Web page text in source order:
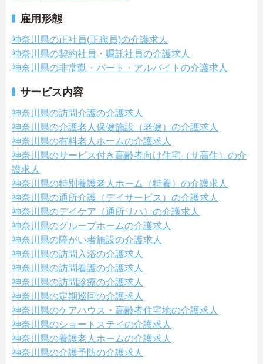
雇用形態
神奈川県の正社員(正職員)の介護求人
神奈川県の契約社員・嘱託社員の介護求人
神奈川県の非常勤・パート・アルバイトの介護求人
サービス内容
神奈川県の訪問介護の介護求人
神奈川県の介護老人保健施設（老健）の介護求人
神奈川県の有料老人ホームの介護求人
神奈川県のサービス付き高齢者向け住宅（サ高住）の介
護求人
神奈川県の特別養護老人ホーム（特養）の介護求人
神奈川県の通所介護（デイサービス）の介護求人
神奈川県のデイケア（通所リハ）の介護求人
神奈川県のグループホームの介護求人
神奈川県の障がい者施設の介護求人
神奈川県の訪問入浴の介護求人
神奈川県の訪問看護の介護求人
神奈川県の訪問診療の介護求人
神奈川県の定期巡回の介護求人
神奈川県のケアハウス・高齢者住宅地の介護求人
神奈川県のショートステイの介護求人
神奈川県の養護老人ホームの介護求人
神奈川県の介護予防の介護求人